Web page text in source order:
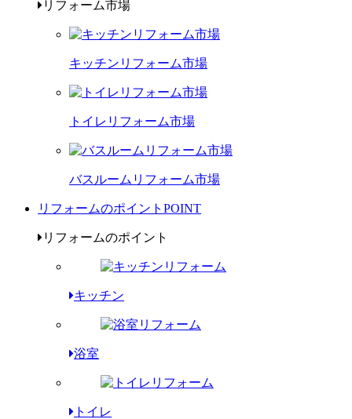
リフォーム市場
キッチンリフォーム市場
トイレリフォーム市場
バスルームリフォーム市場
リフォームのポイント POINT
リフォームのポイント
キッチン
浴室
トイレ